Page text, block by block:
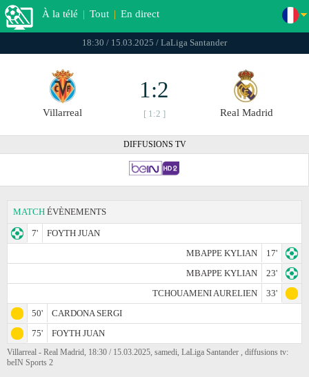
À la télé | Tout | En direct
18:30 / 15.03.2025 / LaLiga Santander
Villarreal
1:2
[ 1:2 ] Real Madrid
DIFFUSIONS TV
MATCH ÉVÈNEMENTS
7'
FOYTH JUAN
MBAPPE KYLIAN
17'
MBAPPE KYLIAN
23'
TCHOUAMENI AURELIEN
33'
50'
CARDONA SERGI
75'
FOYTH JUAN
Villarreal - Real Madrid, 18:30 / 15.03.2025, samedi, LaLiga Santander , diffusions tv:
beIN Sports 2